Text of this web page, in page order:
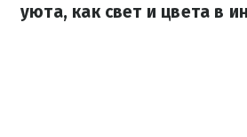
уюта, как свет и цвета в